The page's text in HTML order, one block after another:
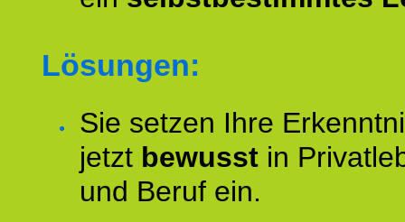
Lösungen:
Sie setzen Ihre
jetzt bewusst in
und Beruf ein.